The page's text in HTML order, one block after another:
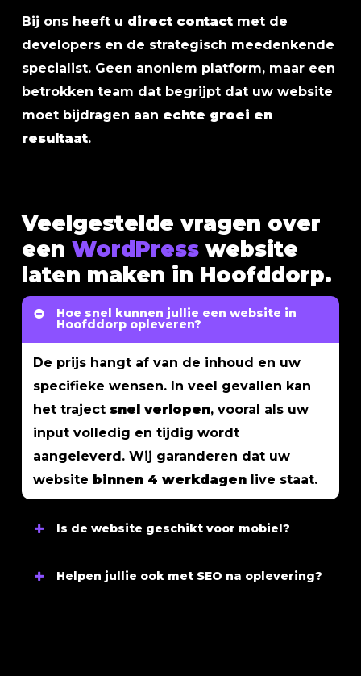
Bij ons heeft u direct contactmet de
developers en de strategisch meedenkende
specialist. Geen anoniem platform, maar een
betrokken team dat begrijpt dat uw website
moet bijdragen aan echte groei en
resultaat.
Veelgestelde vragen over
een WordPresswebsite
laten maken in Hoofddorp.
Hoe snel kunnen jullie een website in
Hoofddorp opleveren?
De prijs hangt af van de inhoud en uw
specifieke wensen. In veel gevallen kan
het traject snel verlopen, vooral als uw
input volledig en tijdig wordt
aangeleverd. Wij garanderen dat uw
website binnen 4 werkdagenlive staat.
Is de website geschikt voor mobiel?
Ja, uw website wordt volledig
Helpen jullie ook met SEO na oplevering?